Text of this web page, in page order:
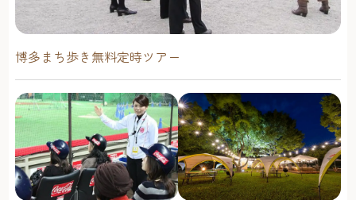
博多まち歩き無料定時ツアー